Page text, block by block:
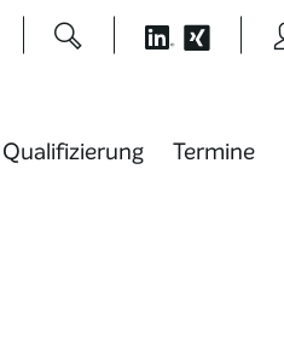
Qualifizierung Termine